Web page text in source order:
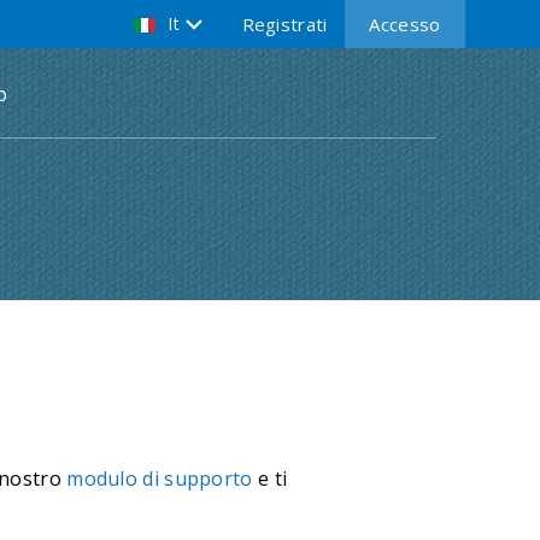
It Accesso
Registrati
modulo di supporto e ti